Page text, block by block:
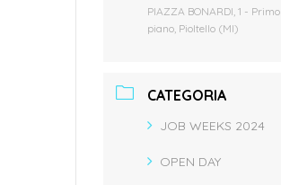
PIAZZA BONARDI, 1 - Primo
piano, Pioltello (MI)
CATEGORIA
JOB WEEKS 2024
OPEN DAY